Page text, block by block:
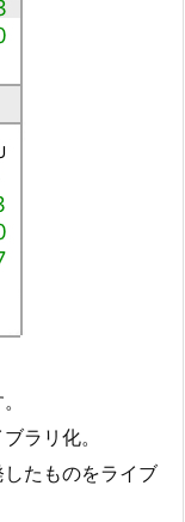
ラリ化。
たものをライブ